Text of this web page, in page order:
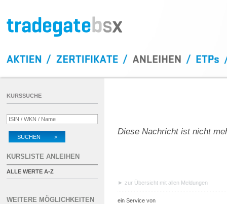
Diese Nachricht ist nicht
zur Übersicht mit allen Meldungen
ein Service von
KURSSUCHE
SUCHEN >
KURSLISTE ANLEIHEN
ALLE WERTE A-Z
WEITERE MÖGLICHKEITEN